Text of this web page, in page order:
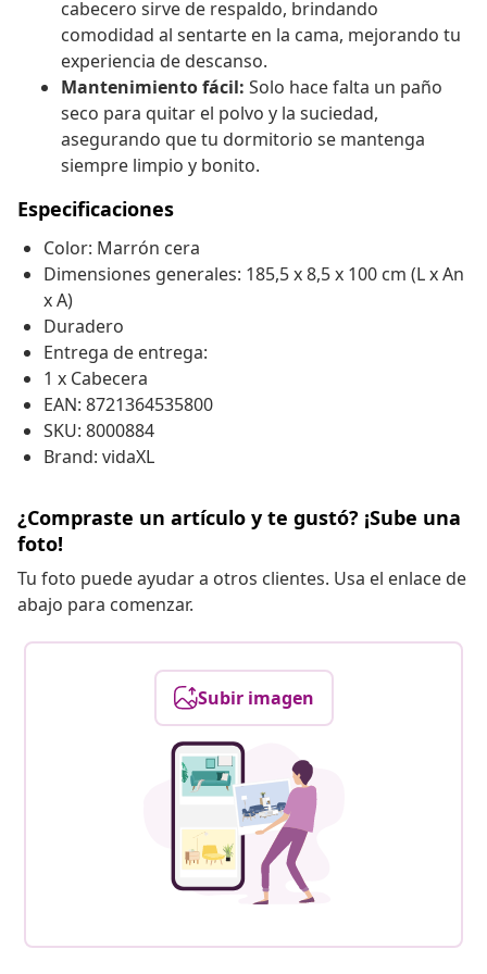
cabecero sirve de respaldo, brindando
comodidad al sentarte en la cama, mejorando tu
experiencia de descanso.
Mantenimiento fácil: Solo hace falta un paño
seco para quitar el polvo y la suciedad,
asegurando que tu dormitorio se mantenga
siempre limpio y bonito.
Especificaciones
Color: Marrón cera
Dimensiones generales: 185,5 x 8,5 x 100 cm (L x An
x A)
Duradero
Entrega de entrega:
1 x Cabecera
EAN: 8721364535800
SKU: 8000884
Brand: vidaXL
¿Compraste un artículo y te gustó? ¡Sube una
foto!
Tu foto puede ayudar a otros clientes. Usa el enlace de
abajo para comenzar.
Subir imagen